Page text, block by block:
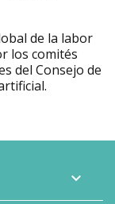
de la labor
los comités
del Consejo de
